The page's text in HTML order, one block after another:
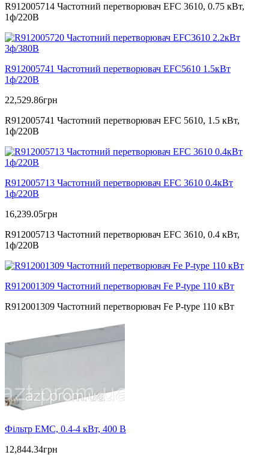
R912005714 Частотний перетворювач EFC 3610, 0.75 кВт,
1ф/220В
R912005741 Частотний перетворювач EFC5610 1.5кВт
1ф/220В
22,529.86грн
R912005741 Частотний перетворювач EFC 5610, 1.5 кВт,
1ф/220В
R912005713 Частотний перетворювач EFC 3610 0.4кВт
1ф/220В
16,239.05грн
R912005713 Частотний перетворювач EFC 3610, 0.4 кВт,
1ф/220В
R912001309 Частотний перетворювач Fe P-type 110 кВт
R912001309 Частотний перетворювач Fe P-type 110 кВт
Фільтр ЕМС, 0.4-4 кВт, 400 В
12,844.34грн